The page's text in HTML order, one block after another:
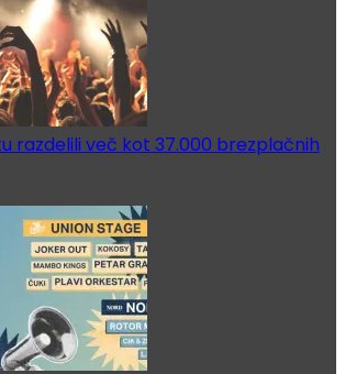
razdelili več kot 37.000 brezplačnih